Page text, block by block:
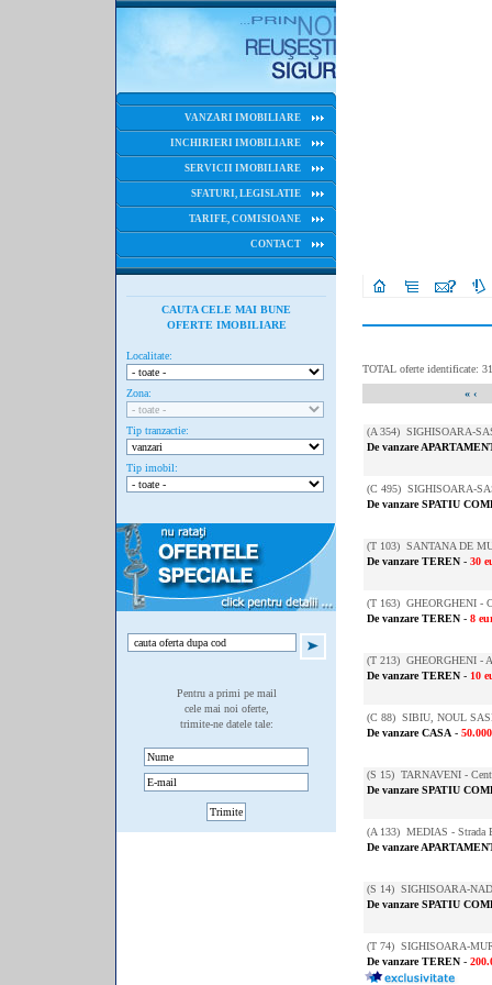
VANZARI IMOBILIARE
INCHIRIERI IMOBILIARE
SERVICII IMOBILIARE
SFATURI, LEGISLATIE
TARIFE, COMISIOANE
CONTACT
CAUTA CELE MAI BUNE
OFERTE IMOBILIARE
Localitate:
Zona:
Tip tranzactie:
Tip imobil:
Pentru a primi pe mail
cele mai noi oferte,
trimite-ne datele tale:
TOTAL oferte identificate:
« ‹
(A 354) SIGHISOARA-
De vanzare
(C 495) SIGHISOARA-
De vanzare SPATIU
(T 103) SANTANA DE
De vanzare TEREN - 30
(T 163) GHEORGHENI -
De vanzare TEREN - 8
(T 213) GHEORGHENI -
De vanzare TEREN - 10
(C 88) SIBIU, NOUL
De vanzare CASA -
(S 15) TARNAVENI -
De vanzare SPATIU
(A 133) MEDIAS - Strada
De vanzare
(S 14) SIGHISOARA-
De vanzare SPATIU
(T 74) SIGHISOARA-
De vanzare TEREN -